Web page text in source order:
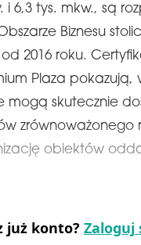
6,3 tys. mkw., są
Biznesu
2016 roku.
Plaza pokazują,
mogą skutecznie
zrównoważonego
obiektów
już konto? Zaloguj